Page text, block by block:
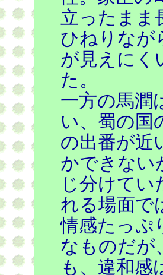
立ったまま
ひねりなが
が見えにく
た。
一方の馬潤
い、蜀の国
の出番が近
かできない
じ分けて
れる場面で
情感たっぷ
なものだが
も、違和感